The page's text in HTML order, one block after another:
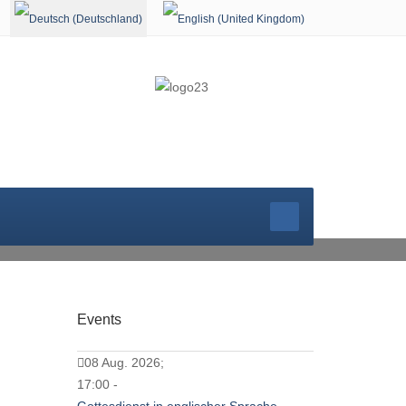
Sprache auswählen
Events
08 Aug. 2026;
17:00 -